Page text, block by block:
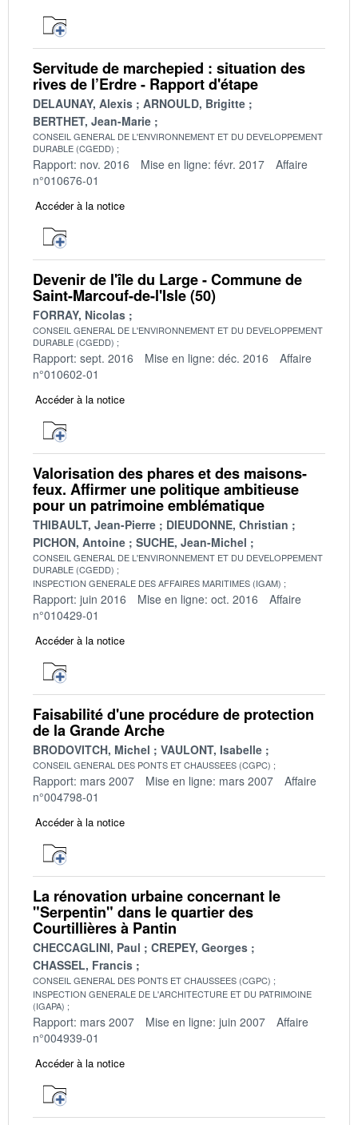
Servitude de marchepied : situation des
rives de l’Erdre - Rapport d'étape
DELAUNAY, Alexis
ARNOULD, Brigitte
BERTHET, Jean-Marie
CONSEIL GENERAL DE L'ENVIRONNEMENT ET DU DEVELOPPEMENT
DURABLE (CGEDD)
Rapport: nov. 2016 Mise en ligne: févr. 2017
Affaire
n°010676-01
Accéder à la notice
Devenir de l'île du Large - Commune de
Saint-Marcouf-de-l'Isle (50)
FORRAY, Nicolas
CONSEIL GENERAL DE L'ENVIRONNEMENT ET DU DEVELOPPEMENT
DURABLE (CGEDD)
Rapport: sept. 2016 Mise en ligne: déc. 2016
Affaire
n°010602-01
Accéder à la notice
Valorisation des phares et des maisons-
feux. Affirmer une politique ambitieuse
pour un patrimoine emblématique
THIBAULT, Jean-Pierre
DIEUDONNE, Christian
PICHON, Antoine
SUCHE, Jean-Michel
CONSEIL GENERAL DE L'ENVIRONNEMENT ET DU DEVELOPPEMENT
DURABLE (CGEDD)
INSPECTION GENERALE DES AFFAIRES MARITIMES (IGAM)
Rapport: juin 2016 Mise en ligne: oct. 2016
Affaire
n°010429-01
Accéder à la notice
Faisabilité d'une procédure de protection
de la Grande Arche
BRODOVITCH, Michel VAULONT, Isabelle
CONSEIL GENERAL DES PONTS ET CHAUSSEES (CGPC)
Rapport: mars 2007 Mise en ligne: mars 2007
Affaire
n°004798-01
Accéder à la notice
La rénovation urbaine concernant le
"Serpentin" dans le quartier des
Courtillières à Pantin
CHECCAGLINI, Paul
CREPEY, Georges
CHASSEL, Francis
CONSEIL GENERAL DES PONTS ET CHAUSSEES (CGPC)
INSPECTION GENERALE DE L'ARCHITECTURE ET DU PATRIMOINE
(IGAPA)
Rapport: mars 2007 Mise en ligne: juin 2007
Affaire
n°004939-01
Accéder à la notice